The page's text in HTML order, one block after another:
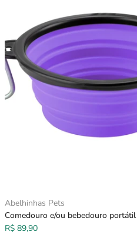
Abelhinhas Pets
Comedouro e/ou bebedouro
R$ 89,90